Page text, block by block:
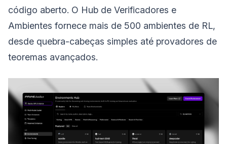
código aberto. O Hub de Verificadores e
Ambientes fornece mais de 500 ambientes de RL,
desde quebra-cabeças simples até provadores de
teoremas avançados.